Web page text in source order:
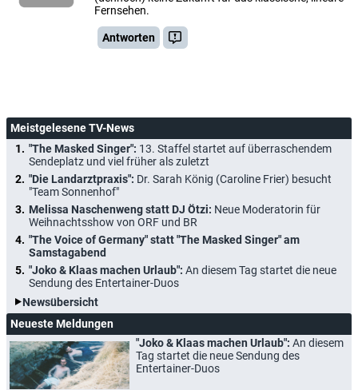
Fernsehen.
Antworten
Meistgelesene TV-News
"The Masked Singer": 13. Staffel startet auf überraschendem
Sendeplatz und viel früher als zuletzt
"Die Landarztpraxis": Dr. Sarah König (Caroline Frier) besucht
"Team Sonnenhof"
Melissa Naschenweng statt DJ Ötzi: Neue Moderatorin für
Weihnachtsshow von ORF und BR
"The Voice of Germany" statt "The Masked Singer" am
Samstagabend
"Joko & Klaas machen Urlaub": An diesem Tag startet die neue
Sendung des Entertainer-Duos
Newsübersicht
Neueste Meldungen
"Joko & Klaas machen Urlaub": An diesem
Tag startet die neue Sendung des
Entertainer-Duos